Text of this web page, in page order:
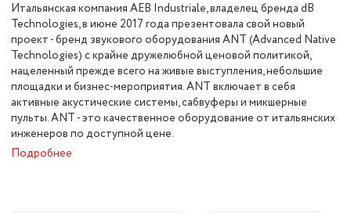
Итальянская компания AEB Industriale, владелец бренда dB
Technologies, в июне 2017 года презентовала свой новый
проект - бренд звукового оборудования ANT (Advanced Native
Technologies) с крайне дружелюбной ценовой политикой,
нацеленный прежде всего на живые выступления, небольшие
площадки и бизнес-мероприятия. ANT включает в себя
активные акустические системы, сабвуферы и микшерные
пульты. ANT - это качественное оборудование от итальянских
инженеров по доступной цене.
Подробнее